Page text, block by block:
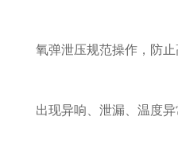
氧弹泄压规范操作，防止
出现异响、泄漏、温度异